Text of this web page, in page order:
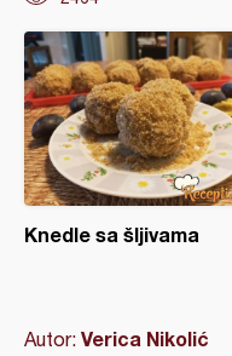
Knedle sa šljivama
Autor: Verica Nikolić